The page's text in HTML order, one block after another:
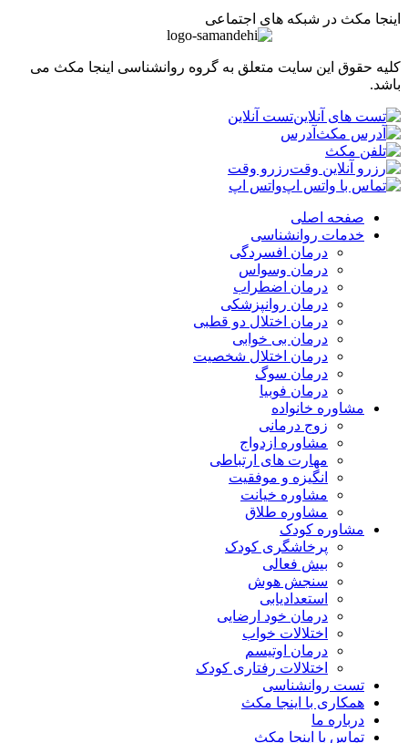
مکث در شبکه های اجتماعی
حقوق این سایت متعلق به گروه روانشناسی اینجا مکث می
تست آنلاین
آدرس
رزرو وقت
واتس اپ
صفحه اصلی
خدمات روانشناسی
درمان افسردگی
درمان وسواس
درمان اضطراب
درمان روانپزشکی
درمان اختلال دو قطبی
درمان بی خوابی
درمان اختلال شخصیت
درمان سوگ
درمان فوبیا
مشاوره خانواده
زوج درمانی
مشاوره ازدواج
مهارت های ارتباطی
انگیزه و موفقیت
مشاوره خیانت
مشاوره طلاق
مشاوره کودک
پرخاشگری کودک
بیش فعالی
سنجش هوش
استعدادیابی
درمان خود ارضایی
اختلالات خواب
درمان اوتیسم
اختلالات رفتاری کودک
تست روانشناسی
همکاری با اینجا مکث
درباره ما
تماس با اینجا مکث